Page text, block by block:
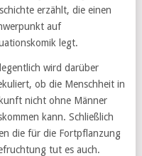
erzählt, die einen
auf
legt.
wird darüber
ob die Menschheit in
nicht ohne Männer
kann. Schließlich
die für die Fortpflanzung
tut es auch.